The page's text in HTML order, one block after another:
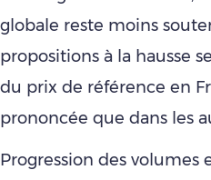
globale reste moins
propositions à la hausse
du prix de référence en
prononcée que dans les
Progression des volumes